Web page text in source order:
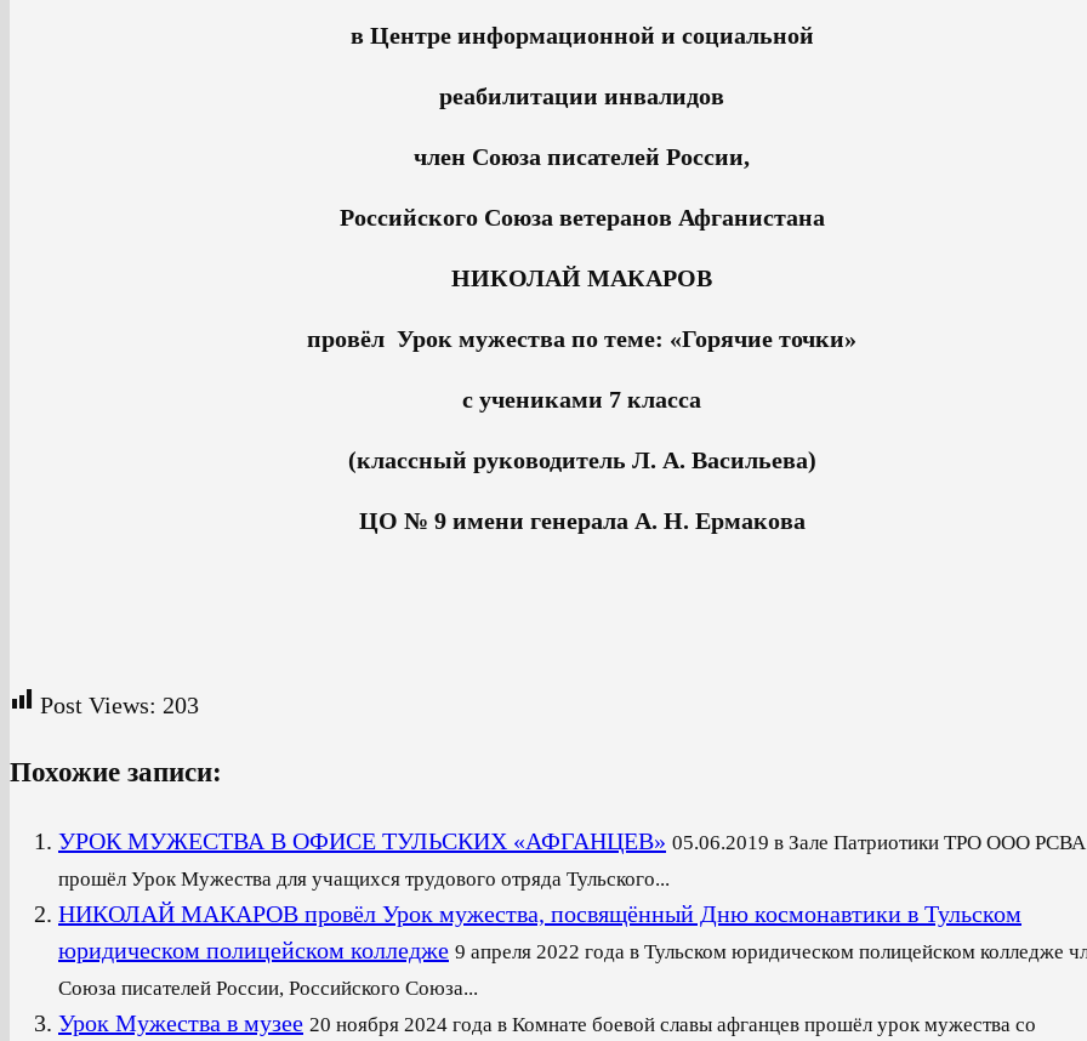
в Центре информационной и социальной
реабилитации инвалидов
член Союза писателей России,
Российского Союза ветеранов Афганистана
НИКОЛАЙ МАКАРОВ
провёл Урок мужества по теме: «Горячие точки»
с учениками 7 класса
(классный руководитель Л. А. Васильева)
ЦО № 9 имени генерала А. Н. Ермакова
Post Views: 203
Похожие записи:
УРОК МУЖЕСТВА В ОФИСЕ ТУЛЬСКИХ «АФГАНЦЕВ» 05.06.2019 в Зале Патриотики ТРО ООО РСВА
прошёл Урок Мужества для учащихся трудового отряда Тульского...
НИКОЛАЙ МАКАРОВ провёл Урок мужества, посвящённый Дню космонавтики в Тульском
юридическом полицейском колледже 9 апреля 2022 года в Тульском юридическом полицейском колледже
Союза писателей России, Российского Союза...
Урок Мужества в музее 20 ноября 2024 года в Комнате боевой славы афганцев прошёл урок мужества со